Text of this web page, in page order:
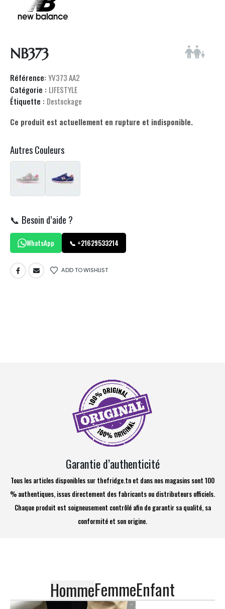
NB373
Référence: YV373 AA2
Catégorie : LIFESTYLE
Étiquette : Destockage
Ce produit est actuellement en rupture et indisponible.
Autres Couleurs
📞 Besoin d’aide ?
WhatsApp 📞 +21629533214
ADD TO WISHLIST
Garantie d’authenticité
Tous les articles disponibles sur thefridge.tn et dans nos magasins sont 100
% authentiques, issus directement des fabricants ou distributeurs officiels.
Chaque produit est soigneusement contrôlé afin de garantir sa qualité, sa
conformité et son origine.
HommeFemmeEnfant